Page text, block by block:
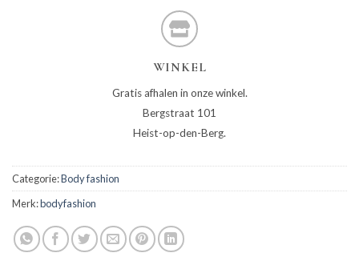
WINKEL
Gratis afhalen in onze winkel.
Bergstraat 101
Heist-op-den-Berg.
Categorie:Body fashion
Merk:bodyfashion